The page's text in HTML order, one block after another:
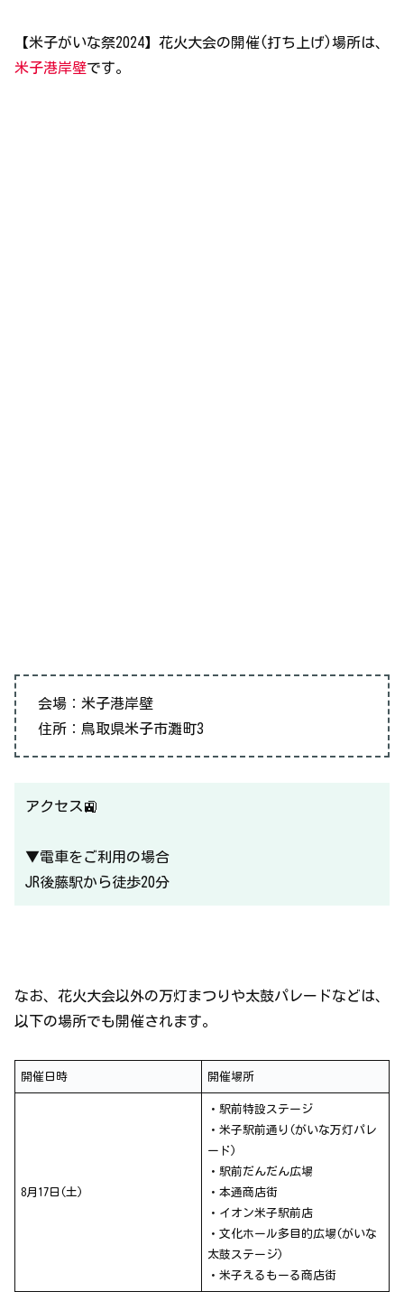
【米子がいな祭2024】花火大会の開催(打ち上げ)場所は、
米子港岸壁です。
会場：米子港岸壁
住所：鳥取県米子市灘町3
アクセス🚉
▼電車をご利用の場合
JR後藤駅から徒歩20分
なお、花火大会以外の万灯まつりや太鼓パレードなどは、
以下の場所でも開催されます。
開催日時 開催場所
8月17日(土)
・駅前特設ステージ
・米子駅前通り(がいな万灯パレ
ード)
・駅前だんだん広場
・本通商店街
・イオン米子駅前店
・文化ホール多目的広場(がいな
太鼓ステージ)
・米子えるもーる商店街